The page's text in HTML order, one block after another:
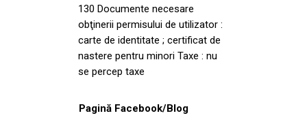
130 Documente necesare
obţinerii permisului de utilizator :
carte de identitate ; certificat de
nastere pentru minori Taxe : nu
se percep taxe
Pagină Facebook/Blog